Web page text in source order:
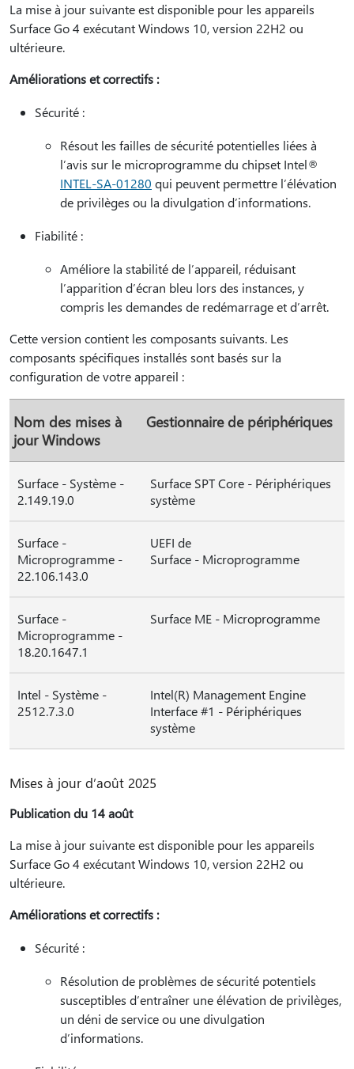
La mise à jour suivante est disponible pour les appareils
Surface Go 4 exécutant Windows 10, version 22H2 ou
ultérieure.
Améliorations et correctifs :
Sécurité :
Résout les failles de sécurité potentielles liées à
l’avis sur le microprogramme du chipset Intel®
INTEL-SA-01280 qui peuvent permettre l’élévation
de privilèges ou la divulgation d’informations.
Fiabilité :
Améliore la stabilité de l’appareil, réduisant
l’apparition d’écran bleu lors des instances, y
compris les demandes de redémarrage et d’arrêt.
Cette version contient les composants suivants. Les
composants spécifiques installés sont basés sur la
configuration de votre appareil :
Nom des mises à
jour Windows
Gestionnaire de périphériques
Surface - Système -
2.149.19.0
Surface SPT Core - Périphériques
système
Surface -
Microprogramme -
22.106.143.0
UEFI de
Surface - Microprogramme
Surface -
Microprogramme -
18.20.1647.1
Surface ME - Microprogramme
Intel - Système -
2512.7.3.0
Intel(R) Management Engine
Interface #1 - Périphériques
système
Mises à jour d’août 2025
Publication du 14 août
La mise à jour suivante est disponible pour les appareils
Surface Go 4 exécutant Windows 10, version 22H2 ou
ultérieure.
Améliorations et correctifs :
Sécurité :
Résolution de problèmes de sécurité potentiels
susceptibles d’entraîner une élévation de privilèges,
un déni de service ou une divulgation
d’informations.